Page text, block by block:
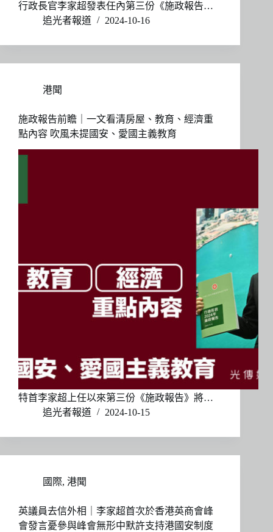
行政長官李家超發表任內第三份《施政報告…
追光者報道
2024-10-16
港聞
施政報告前瞻｜一文看清房屋、教育、經濟重
點內容 吹風未提國安、愛國主義教育
特首李家超上任以來第三份《施政報告》將…
追光者報道
2024-10-15
國際, 港聞
英議員去信外相｜李家超首次於香港英商會峰
會發言憂參與峰會無形中默許支持港國安制度